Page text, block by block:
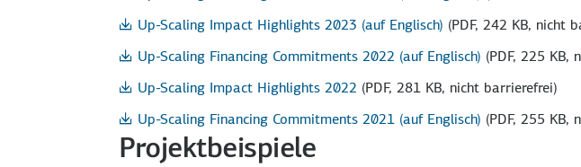
Up-Scaling Impact Highlights 2023 (auf Englisch) (PDF, 242 KB, nicht
Up-Scaling Financing Commitments 2022 (auf Englisch) (PDF, 225 KB,
Up-Scaling Impact Highlights 2022 (PDF, 281 KB, nicht barrierefrei)
Up-Scaling Financing Commitments 2021 (auf Englisch) (PDF, 255 KB,
Projektbeispiele